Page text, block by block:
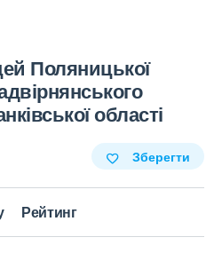
Поляницької
області
Зберегти
Рейтинг